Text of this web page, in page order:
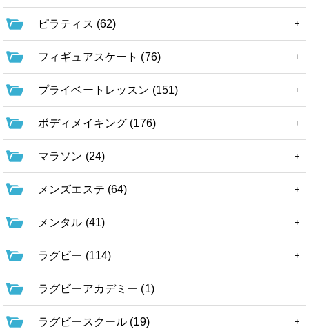
ピラティス (62)
フィギュアスケート (76)
プライベートレッスン (151)
ボディメイキング (176)
マラソン (24)
メンズエステ (64)
メンタル (41)
ラグビー (114)
ラグビーアカデミー (1)
ラグビースクール (19)